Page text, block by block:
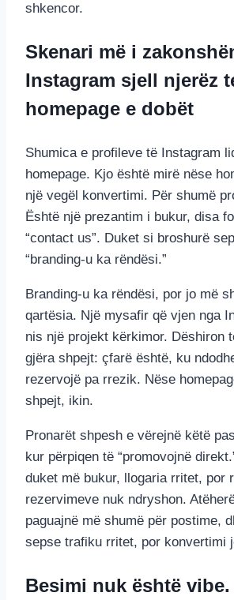
shkencor.
Skenari më i
Instagram sjell njerëz
homepage e dobët
Shumica e profileve të Instagram
homepage. Kjo është mirë nëse
një vegël konvertimi. Për shumë
Është një prezantim i bukur, disa
“contact us”. Duket si broshurë
“branding-u ka rëndësi.”
Branding-u ka rëndësi, por jo më
qartësia. Një mysafir që vjen nga
nis një projekt kërkimor. Dëshiron
gjëra shpejt: çfarë është, ku
rezervojë pa rrezik. Nëse
shpejt, ikin.
Pronarët shpesh e vërejnë këtë
kur përpiqen të “promovojnë
duket më bukur, llogaria rritet, por
rezervimeve nuk ndryshon.
paguajnë më shumë për postime,
sepse trafiku rritet, por konvertimi
Besimi nuk është